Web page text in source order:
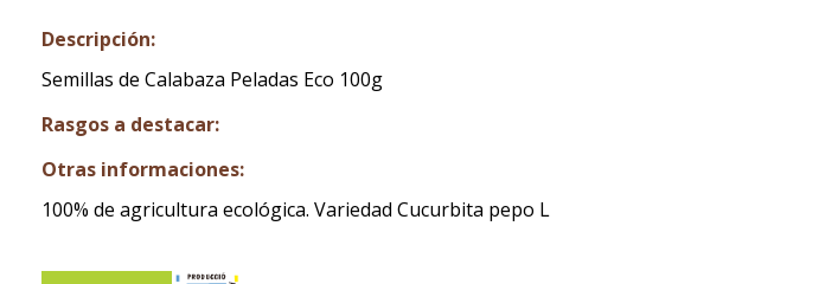
Descripción:
Semillas de Calabaza Peladas Eco 100g
Rasgos a destacar:
Otras informaciones:
100% de agricultura ecológica. Variedad Cucurbita pepo L